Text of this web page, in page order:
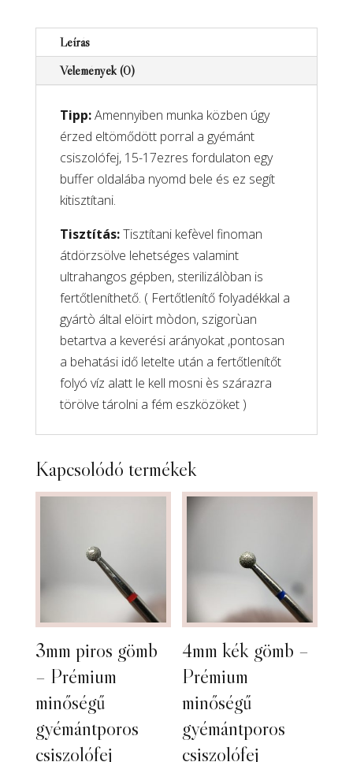
multifunkcionális
–
Prémium
gyémántporos
csiszolófej
mennyiség
Leírás
Vélemények (0)
Tipp:Amennyiben munka közben úgy
érzed eltömődött porral a gyémánt
csiszolófej, 15-17ezres fordulaton egy
buffer oldalába nyomd bele és ez segít
kitisztítani.
Tisztítás:Tisztítani kefèvel finoman
átdörzsölve lehetséges valamint
ultrahangos gépben, sterilizálòban is
fertőtleníthető. ( Fertőtlenítő folyadékkal a
gyártò által elöirt mòdon, szigorùan
betartva a keverési arányokat ,pontosan
a behatási idő letelte után a fertőtlenítőt
folyó víz alatt le kell mosni ès szárazra
törölve tárolni a fém eszközöket )
Kapcsolódó termékek
3mm piros gömb
– Prémium
minőségű
gyémántporos
csiszolófej
4mm kék gömb –
Prémium
minőségű
gyémántporos
csiszolófej